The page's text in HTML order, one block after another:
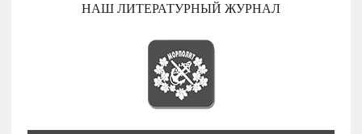
НАШ ЛИТЕРАТУРНЫЙ ЖУРНАЛ